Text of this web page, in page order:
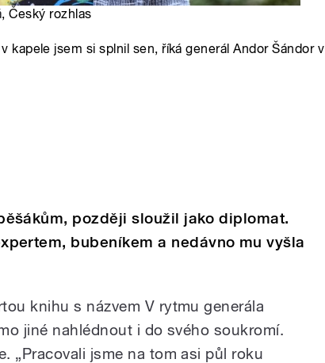
, Český rozhlas
kapele jsem si splnil sen, říká generál Andor Šándor v
později sloužil jako diplomat.
bubeníkem a nedávno mu vyšla
knihu s názvem V rytmu generála
jiné nahlédnout i do svého soukromí.
„Pracovali jsme na tom asi půl roku